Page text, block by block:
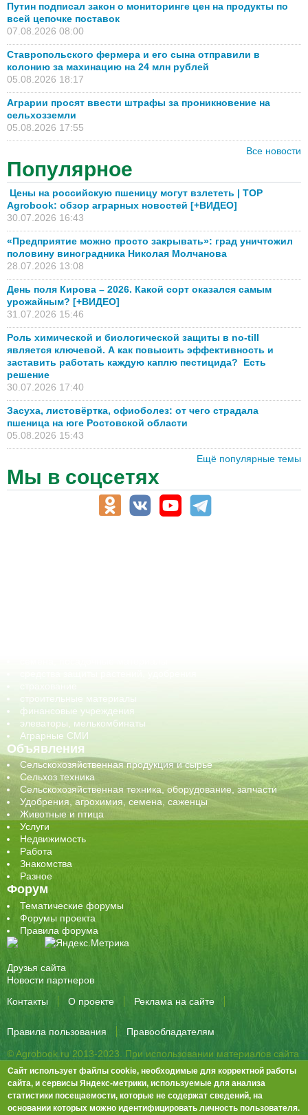
Путин подписал закон о мониторинге цен на продукты по
всей цепочке поставок
07.08.2026 08:00
Ставропольского фермера и его сына отправили в
колонию за махинацию на 24 млн рублей
05.08.2026 18:17
Аграрии просят ввести штрафы за проникновение на
сельхозземли
05.08.2026 17:55
Все новости
Популярное
Цены на российскую пшеницу могут взлететь | TOP
Agrobook: обзор аграрных новостей [+ВИДЕО]
30.07.2026 16:43
«Предприятие можно просто закрывать»: град уничтожил
половину виноградника Николая Молчанова
28.07.2026 13:08
День поля Кирова – 2026. Какой сорт оказался самым
урожайным? [+ВИДЕО]
31.07.2026 15:46
Роль химической и биологической защиты в no-till
является ключевой. А как повысить эффективность и
заставить работать каждую каплю пестицида? Есть
решение
30.07.2026 17:40
Засуха, листовёртка, офиоболез: от чего страдала
пшеница на юге Ростовской области
05.08.2026 15:43
Ещё популярные темы
Мы в соцсетях
строительные материалы
финансовые учреждения
элеваторы, мелькомбинаты
Аграрные СМИ
Объявления
Сельскохозяйственная продукция и сырье
Сельхоз техника
Сельскохозяйственная техника, оборудование, запчасти
Удобрения, агрохимия, семена, саженцы
Животные и птица
Услуги
Недвижимость
Работа
Знакомства
Разное
Форум
Тематические форумы
Форумы проекта
Правила форума
Друзья сайта
Новости партнеров
Контакты
О проекте Реклама на сайте
Правила пользования
Правообладателям
© Agrobook.ru 2013-2023. При использовании материалов сайта
активная ссылка на публикацию обязательна.
344000, Ростов-на-Дону, ул. Города Волос, д.6, 8 этаж, офис 803
Тел./факс: +7 (863) 282-83-13 e-mail:info@agrobook.ru
Возрастная категория сайта: 16+. Объявления на сайте не
Сайт использует файлы cookie, необходимые для корректной работы
сайта, и сервисы Яндекс-метрики, используемые для анализа
статистики посещаемости, которые не содержат сведений, на
основании которых можно идентифицировать личность пользователя.